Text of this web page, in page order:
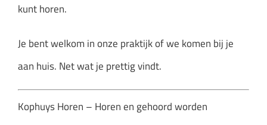
kunt horen.
Je bent welkom in onze praktijk of we komen bij je
aan huis. Net wat je prettig vindt.
Kophuys Horen – Horen en gehoord worden